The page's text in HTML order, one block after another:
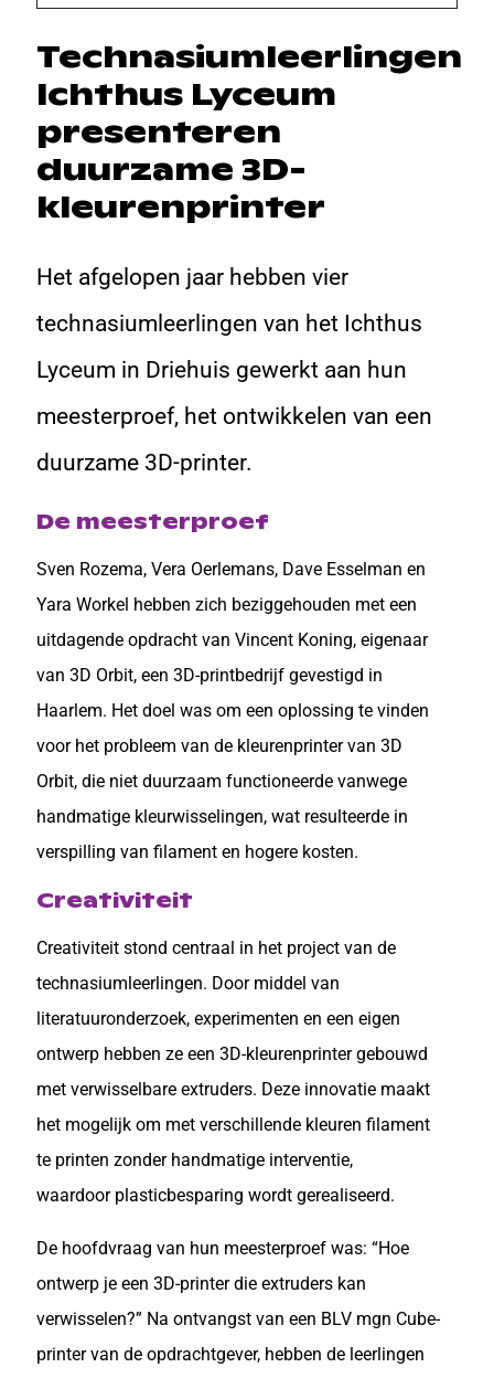
Technasiumleerlingen
Ichthus Lyceum
presenteren
duurzame 3D-
kleurenprinter
Het afgelopen jaar hebben vier
technasiumleerlingen van het Ichthus
Lyceum in Driehuis gewerkt aan hun
meesterproef, het ontwikkelen van een
duurzame 3D-printer.
De meesterproef
Sven Rozema, Vera Oerlemans, Dave Esselman en
Yara Workel hebben zich beziggehouden met een
uitdagende opdracht van Vincent Koning, eigenaar
van 3D Orbit, een 3D-printbedrijf gevestigd in
Haarlem. Het doel was om een oplossing te vinden
voor het probleem van de kleurenprinter van 3D
Orbit, die niet duurzaam functioneerde vanwege
handmatige kleurwisselingen, wat resulteerde in
verspilling van filament en hogere kosten.
Creativiteit
Creativiteit stond centraal in het project van de
technasiumleerlingen. Door middel van
literatuuronderzoek, experimenten en een eigen
ontwerp hebben ze een 3D-kleurenprinter gebouwd
met verwisselbare extruders. Deze innovatie maakt
het mogelijk om met verschillende kleuren filament
te printen zonder handmatige interventie,
waardoor plasticbesparing wordt gerealiseerd.
De hoofdvraag van hun meesterproef was: “Hoe
ontwerp je een 3D-printer die extruders kan
verwisselen?” Na ontvangst van een BLV mgn Cube-
printer van de opdrachtgever, hebben de leerlingen